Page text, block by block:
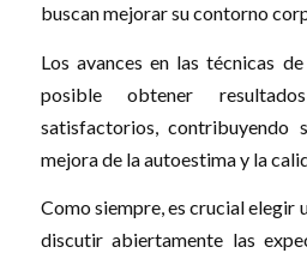
buscan mejorar su contorno
Los avances en las técnicas
posible obtener
satisfactorios, contribuyendo
mejora de la autoestima y la
Como siempre, es crucial elegir
discutir abiertamente las